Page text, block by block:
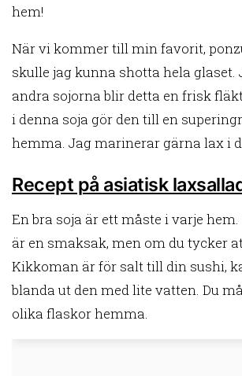
hem!
När vi kommer till min favorit,
skulle jag kunna shotta hela glaset.
andra sojorna blir detta en frisk
i denna soja gör den till en
hemma. Jag marinerar gärna lax i
Recept på asiatisk
En bra soja är ett måste i varje
är en smaksak, men om du tycker
Kikkoman är för salt till din sushi,
blanda ut den med lite vatten. Du
olika flaskor hemma.